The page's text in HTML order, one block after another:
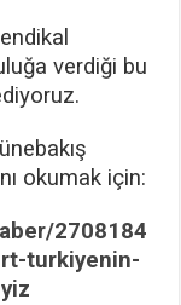
verdiği bu
okumak için:
2708184
turkiyenin-